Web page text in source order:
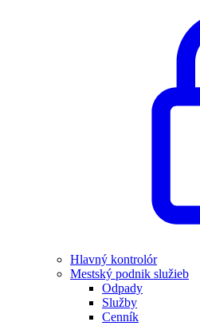
Hlavný kontrolór
Mestský podnik služieb
Odpady
Služby
Cenník